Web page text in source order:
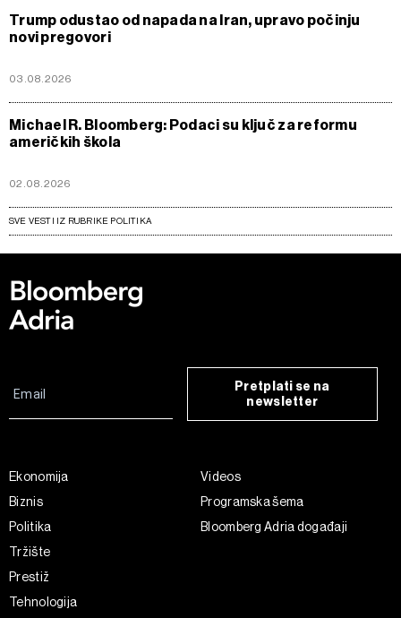
Trump odustao od napada na Iran, upravo počinju
novi pregovori
03.08.2026
Michael R. Bloomberg: Podaci su ključ za reformu
američkih škola
02.08.2026
SVE VESTI IZ RUBRIKE POLITIKA
Pretplati se na
newsletter
Ekonomija
Biznis
Politika
Tržište
Prestiž
Tehnologija
Videos
Programska šema
Bloomberg Adria događaji